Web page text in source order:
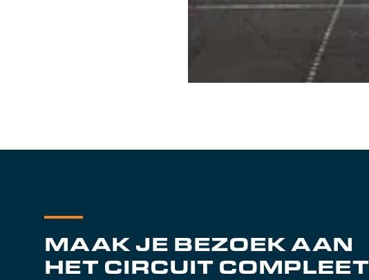
MAAK JE BEZOEK AAN
HET CIRCUIT COMPLEET